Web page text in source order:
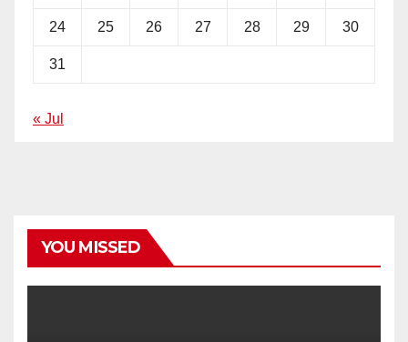
24 25 26 27 28 29 30
31
« Jul
YOU MISSED